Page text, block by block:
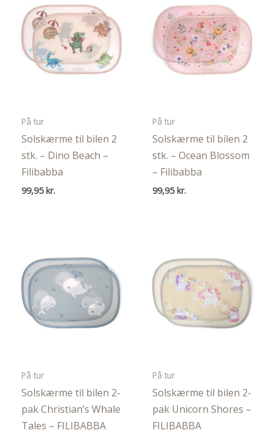
På tur
Solskærme til bilen 2
stk. – Dino Beach –
Filibabba
99,95kr.
På tur
Solskærme til bilen 2
stk. – Ocean Blossom
– Filibabba
99,95kr.
På tur
Solskærme til bilen 2-
pak Christian’s Whale
Tales – FILIBABBA
På tur
Solskærme til bilen 2-
pak Unicorn Shores –
FILIBABBA